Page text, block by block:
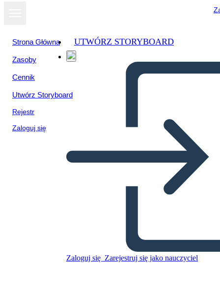
Strona Główna
Zasoby
Cennik
Utwórz Storyboard
Rejestr
Zaloguj się
UTWÓRZ STORYBOARD
Zaloguj się Zarejestruj się jako nauczyciel